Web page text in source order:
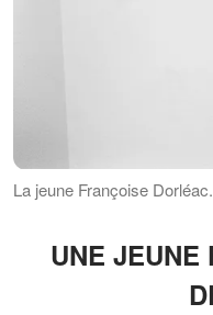
La jeune Françoise
UNE JEUNE